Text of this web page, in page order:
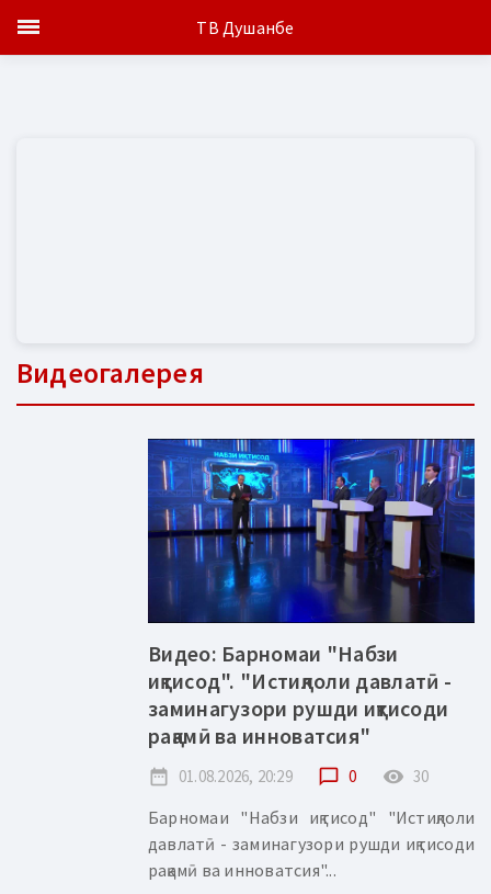
Видеогалерея
Видео: Барномаи "Набзи
иқтисод". "Истиқлоли давлатӣ -
заминагузори рушди иқтисоди
рақамӣ ва инноватсия"
date_range 01.08.2026, 20:29 chat_bubble_outline 0 remove_red_eye 30
Барномаи "Набзи иқтисод" "Истиқлоли
давлатӣ - заминагузори рушди иқтисоди
рақамӣ ва инноватсия"...
ТВ Душанбе